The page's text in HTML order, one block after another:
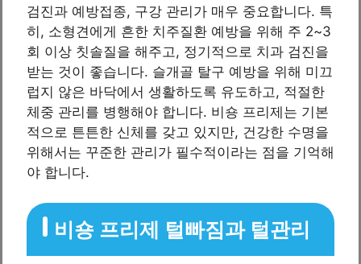
검진과 예방접종, 구강 관리가 매우 중요합니다. 특
히, 소형견에게 흔한 치주질환 예방을 위해 주 2~3
회 이상 칫솔질을 해주고, 정기적으로 치과 검진을
받는 것이 좋습니다. 슬개골 탈구 예방을 위해 미끄
럽지 않은 바닥에서 생활하도록 유도하고, 적절한
체중 관리를 병행해야 합니다. 비숑 프리제는 기본
적으로 튼튼한 신체를 갖고 있지만, 건강한 수명을
위해서는 꾸준한 관리가 필수적이라는 점을 기억해
야 합니다.
비숑 프리제 털빠짐과 털관리